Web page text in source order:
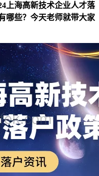
上海高新技术企业人才落
哪些？今天老师就带大家